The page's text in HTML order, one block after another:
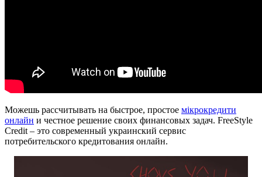
Можешь рассчитывать на быстрое, простое мікрокредити
онлайн и честное решение своих финансовых задач. FreeStyle
Credit – это современный украинский сервис
потребительского кредитования онлайн.